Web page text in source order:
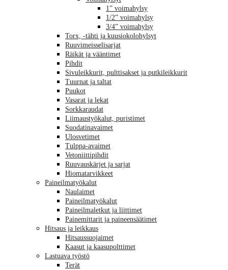
1” voimahylsy
1/2” voimahylsy
3/4” voimahylsy
Torx, -tähti ja kuusiokolohylsyt
Ruuvimeisselisarjat
Räikät ja vääntimet
Pihdit
Sivuleikkurit, pulttisakset ja putkileikkurit
Tuurnat ja taltat
Puukot
Vasarat ja lekat
Sorkkaraudat
Liimaustyökalut, puristimet
Suodatinavaimet
Ulosvetimet
Tulppa-avaimet
Vetoniittipihdit
Ruuvauskärjet ja sarjat
Hiomatarvikkeet
Paineilmatyökalut
Naulaimet
Paineilmatyökalut
Paineilmaletkut ja liittimet
Painemittarit ja paineensäätimet
Hitsaus ja leikkaus
Hitsaussuojaimet
Kaasut ja kaasupolttimet
Lastuava työstö
Terät